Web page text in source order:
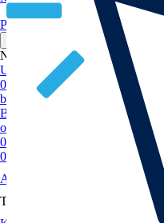
Preise
Team Referenzen
Neueste Beiträge 09.07.2026
Unternehmensprofil prüfen
02.07.2026
Sogar Google
bestes Gütesiegel ist
02.07.2026
Bewertung löschen?
02.07.2026
oder Agentur? Warum die
09.06.2026
Agoda-
03.06.2026
Google
Alle Beiträge ansehen
Themenseiten